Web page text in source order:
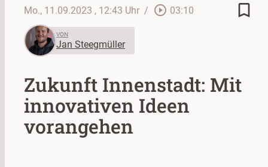
Mo., 11.09.2023 , 12:43 Uhr / play_circle_outline 03:10 bookmark_border
VON
Jan Steegmüller
Zukunft Innenstadt: Mit
innovativen Ideen
vorangehen